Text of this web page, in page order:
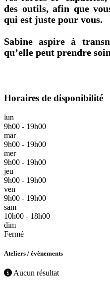
des outils, afin que
qui est juste pour vous.
Sabine aspire à
qu’elle peut prendre
Horaires de disponibilité
lun
9h00 - 19h00
mar
9h00 - 19h00
mer
9h00 - 19h00
jeu
9h00 - 19h00
ven
9h00 - 19h00
sam
10h00 - 18h00
dim
Fermé
Ateliers / évènements
Aucun résultat